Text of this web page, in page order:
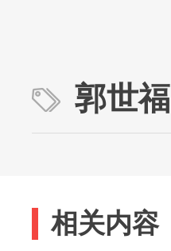
郭世福
相关内容